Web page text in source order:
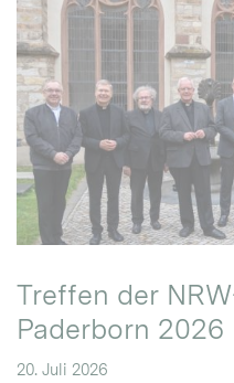
Treffen der
Paderborn 2026
20. Juli 2026